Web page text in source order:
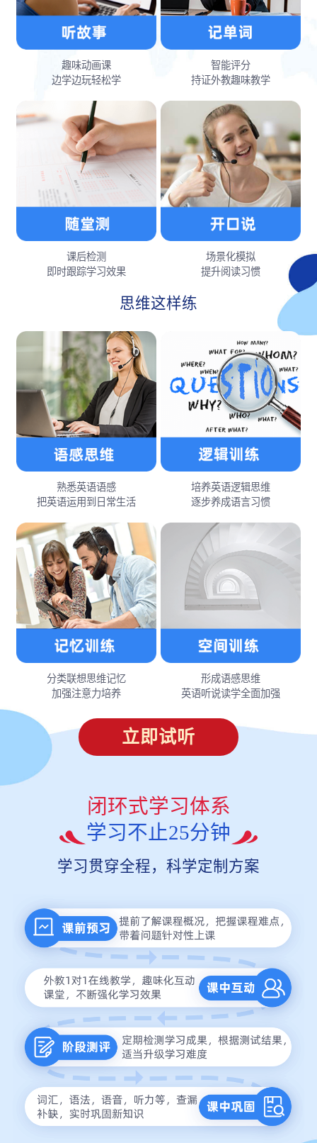
趣味动画课
边学边玩轻松学
智能评分
持证外教趣味教学
课后检测
即时跟踪学习效果
场景化模拟
提升阅读习惯
思维这样练
熟悉英语语感
把英语运用到日常生活
培养英语逻辑思维
逐步养成语言习惯
分类联想思维记忆
加强注意力培养
形成语感思维
英语听说读学全面加强
立即试听
闭环式学习体系
学习不止25分钟
学习贯穿全程，科学定制方案